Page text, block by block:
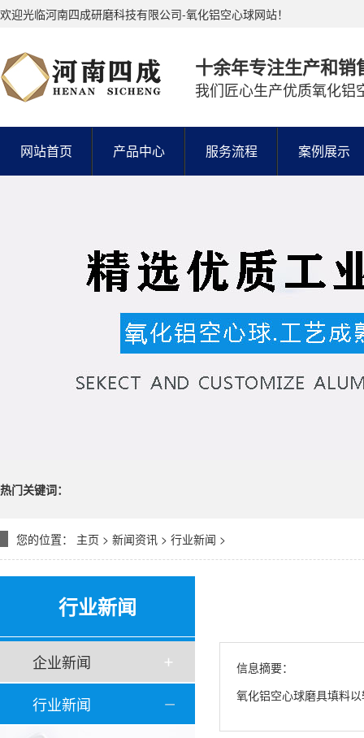
欢迎光临河南四成研磨科技有限公司-氧化铝空心球网站！
十余年专注生产和销
我们匠心生产优质氧化铝
网站首页 产品中心 服务流程 案例展示
热门关键词：
您的位置： 主页 > 新闻资讯 > 行业新闻 >
行业新闻
企业新闻
行业新闻
信息摘要：
氧化铝空心球磨具填料